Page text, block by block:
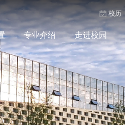
校历
专业介绍 走进校园